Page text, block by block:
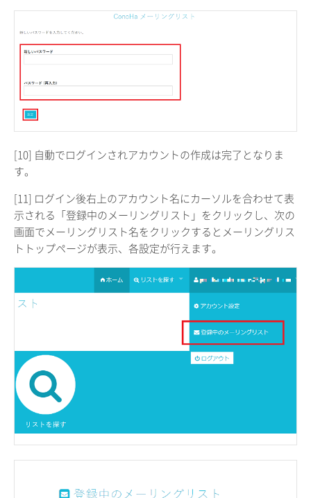
[10] 自動でログインされアカウントの作成は完了となりま
す。
[11] ログイン後右上のアカウント名にカーソルを合わせて表
示される「登録中のメーリングリスト」をクリックし、次の
画面でメーリングリスト名をクリックするとメーリングリス
トトップページが表示、各設定が行えます。